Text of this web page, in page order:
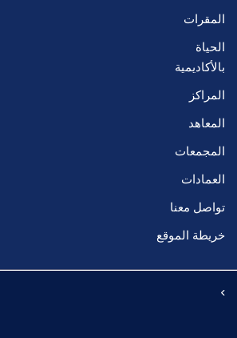
المقرات
الحياة
بالأكاديمية
المراكز
المعاهد
المجمعات
العمادات
تواصل معنا
خريطة الموقع